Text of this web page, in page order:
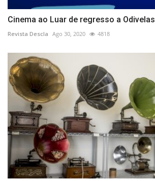
Cinema ao Luar de regresso a Odivelas
Revista Descla Ago 30, 2020 4818